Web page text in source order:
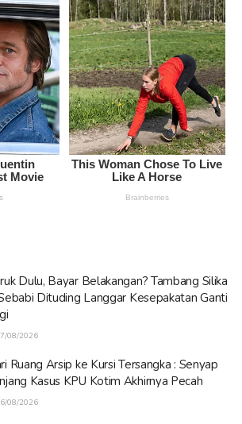
Dulu, Bayar Belakangan? Tambang Silika
Dituding Langgar Kesepakatan Ganti
08/2026
Ruang Arsip ke Kursi Tersangka : Senyap
Kasus KPU Kotim Akhirnya Pecah
08/2026